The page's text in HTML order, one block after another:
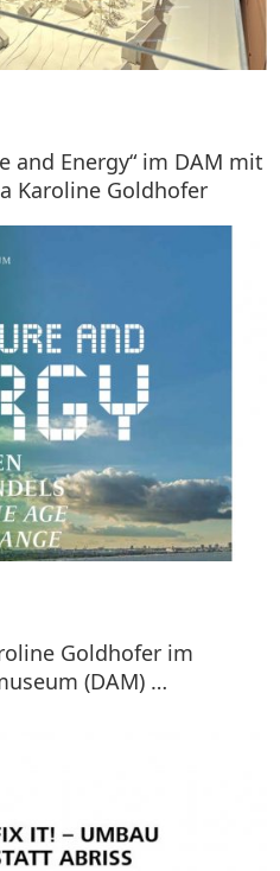
and Energy“ im DAM mit
Karoline Goldhofer
Goldhofer im
(DAM) …